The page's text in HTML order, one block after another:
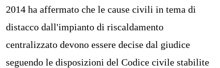
2014 ha affermato che le cause civili in tema di
distacco dall'impianto di riscaldamento
centralizzato devono essere decise dal giudice
seguendo le disposizioni del Codice civile stabilite